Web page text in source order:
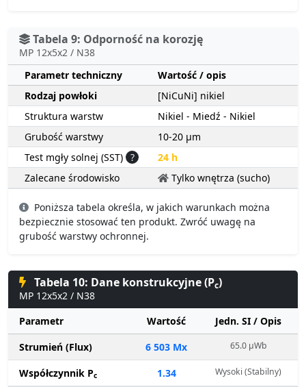
Tabela 9: Odporność na korozję
MP 12x5x2 / N38
Parametr techniczny
Wartość / opis
Rodzaj powłoki
[NiCuNi] nikiel
Struktura warstw
Nikiel - Miedź - Nikiel
Grubość warstwy
10-20 µm
Test mgły solnej (SST) ?
24 h
Zalecane środowisko
Tylko wnętrza (sucho)
Poniższa tabela określa, w jakich warunkach można
bezpiecznie stosować ten produkt. Zwróć uwagę na
grubość warstwy ochronnej.
Tabela 10: Dane konstrukcyjne (Pc)
MP 12x5x2 / N38
Parametr
Wartość
Jedn. SI / Opis
Strumień (Flux)
6 503 Mx 65.0 µWb
Współczynnik Pc 1.34 Wysoki (Stabilny)